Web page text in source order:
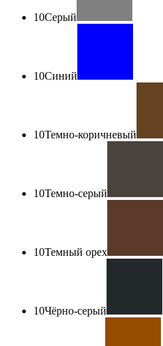
10Серый
10Синий
10Темно-коричневый
10Темно-серый
10Темный орех
10Чёрно-серый